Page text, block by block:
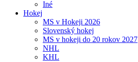
Iné
Hokej
MS v Hokeji 2026
Slovenský hokej
MS v hokeji do 20 rokov 2027
NHL
KHL